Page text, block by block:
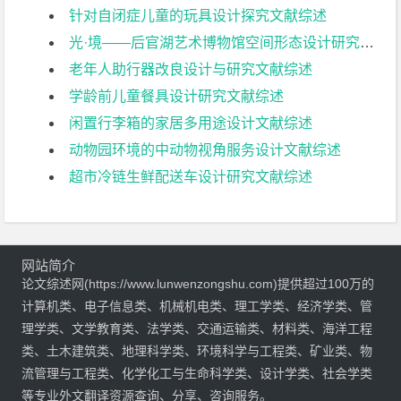
针对自闭症儿童的玩具设计探究文献综述
光·境——后官湖艺术博物馆空间形态设计研究文献综述
老年人助行器改良设计与研究文献综述
学龄前儿童餐具设计研究文献综述
闲置行李箱的家居多用途设计文献综述
动物园环境的中动物视角服务设计文献综述
超市冷链生鲜配送车设计研究文献综述
网站简介
论文综述网(https://www.lunwenzongshu.com)提供超过100万的
计算机类、电子信息类、机械机电类、理工学类、经济学类、管
理学类、文学教育类、法学类、交通运输类、材料类、海洋工程
类、土木建筑类、地理科学类、环境科学与工程类、矿业类、物
流管理与工程类、化学化工与生命科学类、设计学类、社会学类
等专业外文翻译资源查询、分享、咨询服务。